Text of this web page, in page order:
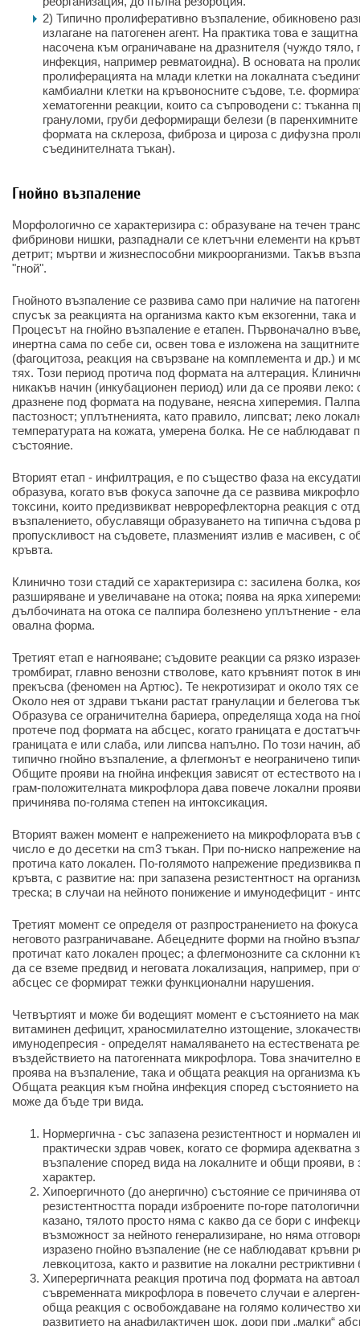
2) Типично пролиферативно възпаление, обикновено
излагане на патогенен агент. На практика това е
насочена към ограничаване на дразнителя (чуждо тяло,
инфекция, например ревматоидна). В основата на
пролиферацията на млади клетки на локалната
камбиални клетки на кръвоносните съдове, т.е.
хематогенни реакции, които са съпроводени с: тъканна
грануломи, груби деформиращи белези (в паренхимните
формата на склероза, фиброза и цироза с дифузна
съединителната тъкан).
Гнойно възпаление
Морфологично се характеризира с: образуване на течен
фибринови нишки, разпаднали се клетъчни елементи на
детрит; мъртви и жизнеспособни микроорганизми. Такъв
"гной".
Гнойното възпаление се развива само при наличие на
спусък за реакцията на организма както към екзогенни, така
Процесът на гнойно възпаление е етапен. Първоначално
инертна сама по себе си, освен това е изложена на
(фагоцитоза, реакция на свързване на комплемента и др.) и
тях. Този период протича под формата на алтерация.
никакъв начин (инкубационен период) или да се прояви
дразнене под формата на подуване, неясна хиперемия.
пастозност; уплътненията, като правило, липсват; леко
температурата на кожата, умерена болка. Не се наблюдават
състояние.
Вторият етап - инфилтрация, е по същество фаза на
образува, когато във фокуса започне да се развива
токсини, които предизвикват неврорефлекторна реакция с
възпалението, обуславящи образуването на типична съдова
пропускливост на съдовете, плазменият излив е масивен, с
кръвта.
Клинично този стадий се характеризира с: засилена болка,
разширяване и увеличаване на отока; поява на ярка
дълбочината на отока се палпира болезнено уплътнение -
овална форма.
Третият етап е нагнояване; съдовите реакции са рязко
тромбират, главно венозни стволове, като кръвният поток в
прекъсва (феномен на Артюс). Те некротизират и около тях
Около нея от здрави тъкани растат гранулации и белегова
Образува се ограничителна бариера, определяща хода на
протече под формата на абсцес, когато границата е
границата е или слаба, или липсва напълно. По този начин,
типично гнойно възпаление, а флегмонът е неограничено
Общите прояви на гнойна инфекция зависят от естеството
грам-положителната микрофлора дава повече локални
причинява по-голяма степен на интоксикация.
Вторият важен момент е напрежението на микрофлората във
число е до десетки на cm3 тъкан. При по-ниско напрежение
протича като локален. По-голямото напрежение
кръвта, с развитие на: при запазена резистентност на
треска; в случаи на нейното понижение и имунодефицит -
Третият момент се определя от разпространението на
неговото разграничаване. Абецедните форми на гнойно
протичат като локален процес; а флегмонозните са склонни
да се вземе предвид и неговата локализация, например, при
абсцес се формират тежки функционални нарушения.
Четвъртият и може би водещият момент е състоянието на
витаминен дефицит, храносмилателно изтощение,
имунодепресия - определят намаляването на естествената
въздействието на патогенната микрофлора. Това значително
проява на възпаление, така и общата реакция на организма
Общата реакция към гнойна инфекция според състоянието на
може да бъде три вида.
Нормергична - със запазена резистентност и нормален
практически здрав човек, когато се формира адекватна
възпаление според вида на локалните и общи прояви, в
характер.
Хипоергичното (до анергично) състояние се причинява
резистентността поради изброените по-горе
казано, тялото просто няма с какво да се бори с
възможност за нейното генерализиране, но няма
изразено гнойно възпаление (не се наблюдават кръвни
левкоцитоза, както и развитие на локални рестриктивни
Хиперергичната реакция протича под формата на
съвременната микрофлора в повечето случаи е
обща реакция с освобождаване на голямо количество
развитието на анафилактичен шок, дори при „малки“